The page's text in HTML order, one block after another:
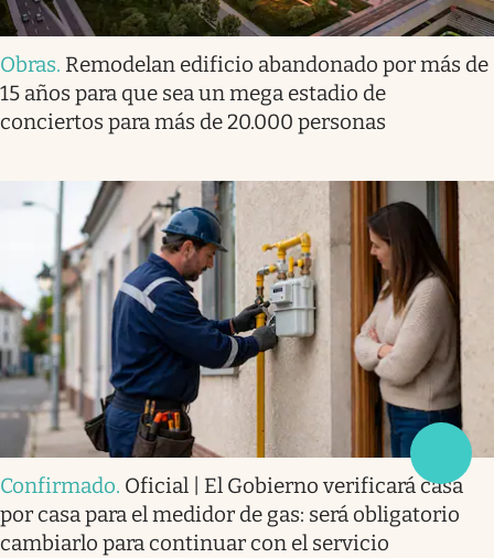
Obras. Remodelan edificio abandonado por más de
15 años para que sea un mega estadio de
conciertos para más de 20.000 personas
Confirmado. Oficial | El Gobierno verificará casa
por casa para el medidor de gas: será obligatorio
cambiarlo para continuar con el servicio